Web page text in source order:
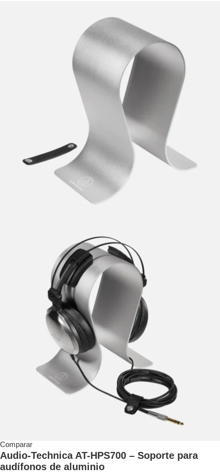
Comparar
Audio-Technica AT-HPS700 – Soporte para
audífonos de aluminio